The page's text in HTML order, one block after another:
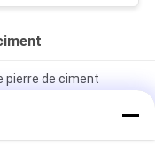
pierre de ciment
de ciment